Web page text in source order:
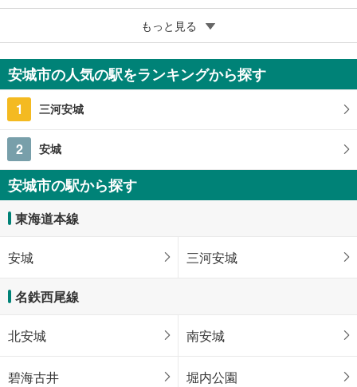
成約でもらえる
安城市安城町馬池
3,890万円
3LDK
もっと見る
安城市の人気の駅をランキングから探す
1 三河安城
2 安城
安城市の駅から探す
東海道本線
安城 三河安城
名鉄西尾線
北安城 南安城
碧海古井 堀内公園